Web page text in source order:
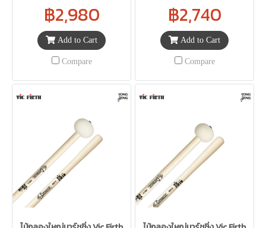
฿2,980
Add to Cart
Compare
฿2,740
Add to Cart
Compare